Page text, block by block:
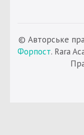
© Авторське
Форпост. Rara